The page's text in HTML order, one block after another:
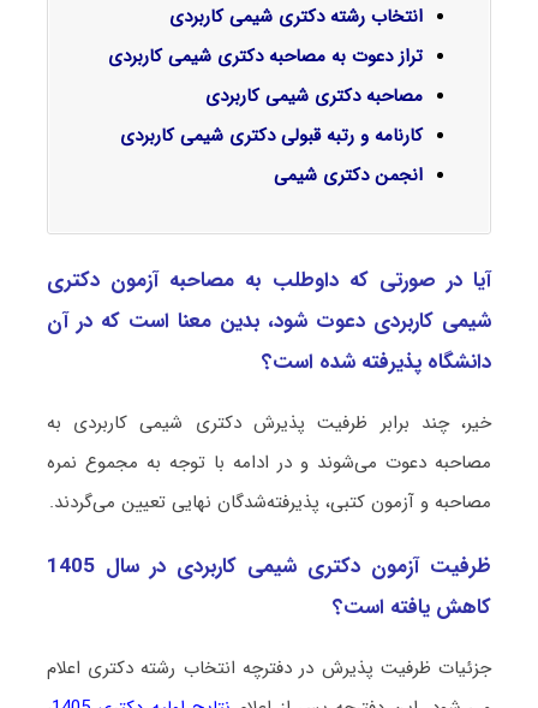
انتخاب رشته دکتری شیمی کاربردی
تراز دعوت به مصاحبه دکتری شیمی کاربردی
مصاحبه دکتری شیمی کاربردی
کارنامه و رتبه قبولی دکتری شیمی کاربردی
انجمن دکتری شیمی
آیا در صورتی که داوطلب به مصاحبه آزمون دکتری
شیمی ﻛﺎرﺑﺮدی دعوت شود، بدین معنا است که در آن
دانشگاه پذیرفته شده است؟
خیر، چند برابر ظرفیت پذیرش دکتری شیمی ﻛﺎرﺑﺮدی به
مصاحبه دعوت می‌شوند و در ادامه با توجه به مجموع نمره
مصاحبه و آزمون کتبی، پذیرفته‌شدگان نهایی تعیین می‌گردند.
ظرفیت آزمون دکتری شیمی ﻛﺎرﺑﺮدی در سال 1405
کاهش یافته است؟
جزئیات ظرفیت پذیرش در دفترچه انتخاب رشته دکتری اعلام